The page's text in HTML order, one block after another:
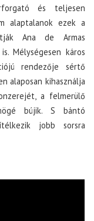
és teljesen
alaptalanok ezek a
Ana de Armas
Mélységesen káros
rendezője sértő
alaposan kihasználja
a felmerülő
bújik. S bántó
jobb sorsra